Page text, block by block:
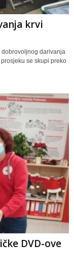
krvi
darivanja
se skupi preko
DVD-ove